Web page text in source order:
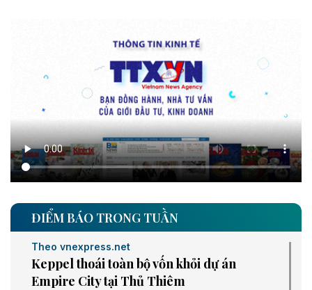
ĐIỂM BÁO TRONG TUẦN
Theo vnexpress.net
Keppel thoái toàn bộ vốn khỏi dự án
Empire City tại Thủ Thiêm